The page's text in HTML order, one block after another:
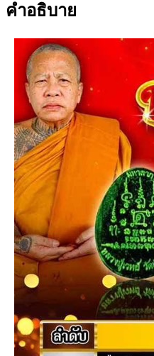
คำอธิบาย